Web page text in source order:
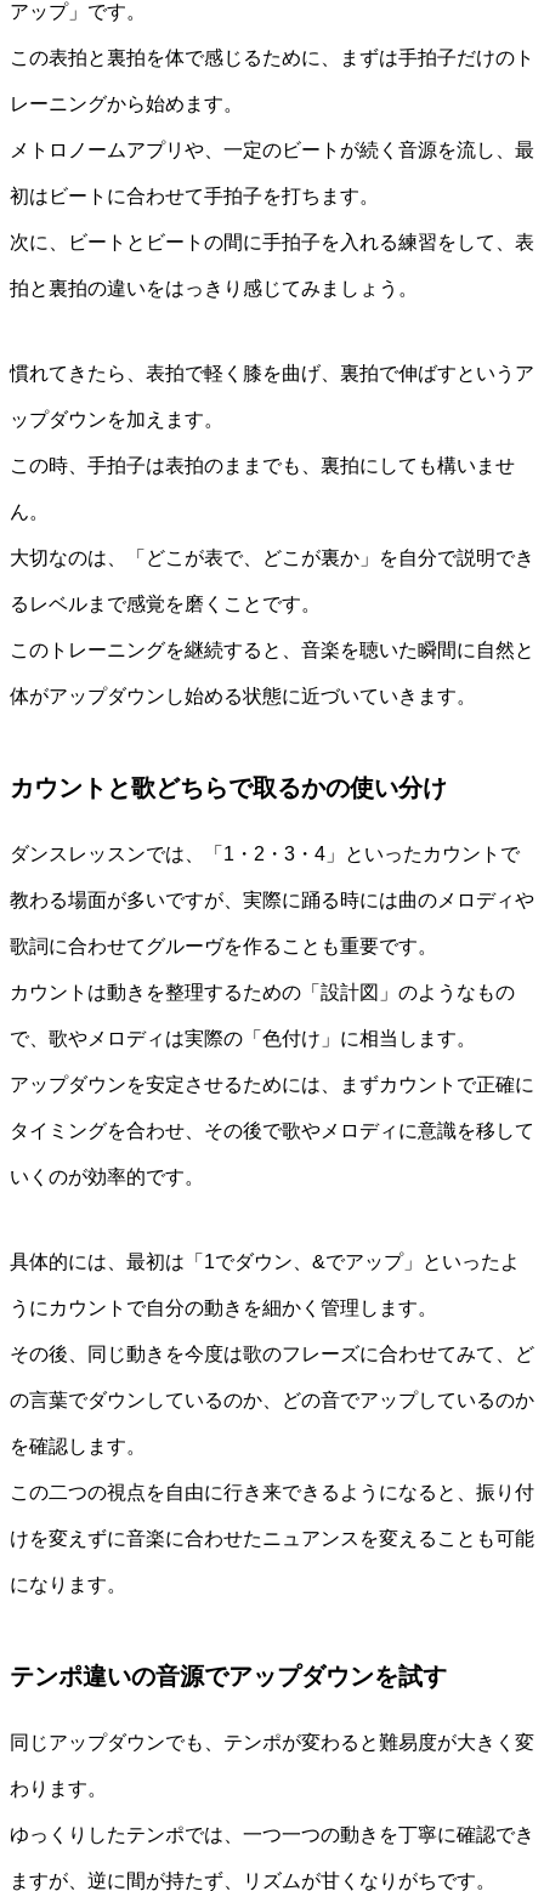
アップ」です。
この表拍と裏拍を体で感じるために、まずは手拍子だけのト
レーニングから始めます。
メトロノームアプリや、一定のビートが続く音源を流し、最
初はビートに合わせて手拍子を打ちます。
次に、ビートとビートの間に手拍子を入れる練習をして、表
拍と裏拍の違いをはっきり感じてみましょう。
慣れてきたら、表拍で軽く膝を曲げ、裏拍で伸ばすというア
ップダウンを加えます。
この時、手拍子は表拍のままでも、裏拍にしても構いませ
ん。
大切なのは、「どこが表で、どこが裏か」を自分で説明でき
るレベルまで感覚を磨くことです。
このトレーニングを継続すると、音楽を聴いた瞬間に自然と
体がアップダウンし始める状態に近づいていきます。
カウントと歌どちらで取るかの使い分け
ダンスレッスンでは、「1・2・3・4」といったカウントで
教わる場面が多いですが、実際に踊る時には曲のメロディや
歌詞に合わせてグルーヴを作ることも重要です。
カウントは動きを整理するための「設計図」のようなもの
で、歌やメロディは実際の「色付け」に相当します。
アップダウンを安定させるためには、まずカウントで正確に
タイミングを合わせ、その後で歌やメロディに意識を移して
いくのが効率的です。
具体的には、最初は「1でダウン、&でアップ」といったよ
うにカウントで自分の動きを細かく管理します。
その後、同じ動きを今度は歌のフレーズに合わせてみて、ど
の言葉でダウンしているのか、どの音でアップしているのか
を確認します。
この二つの視点を自由に行き来できるようになると、振り付
けを変えずに音楽に合わせたニュアンスを変えることも可能
になります。
テンポ違いの音源でアップダウンを試す
同じアップダウンでも、テンポが変わると難易度が大きく変
わります。
ゆっくりしたテンポでは、一つ一つの動きを丁寧に確認でき
ますが、逆に間が持たず、リズムが甘くなりがちです。